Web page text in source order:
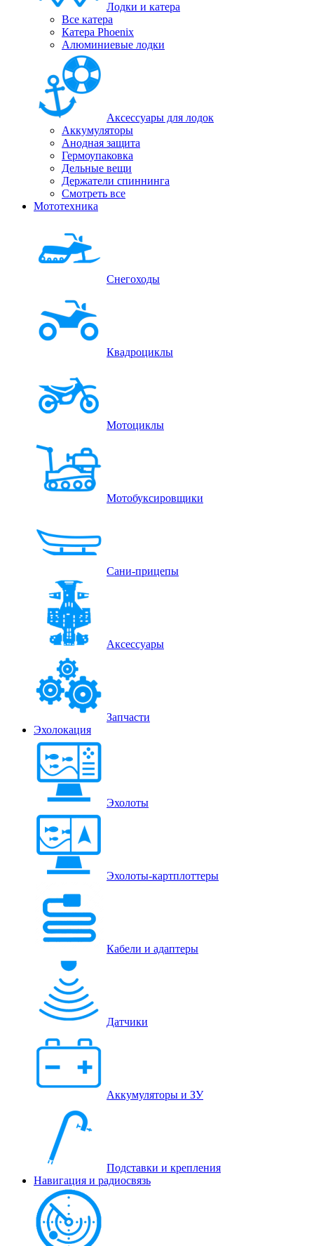
Лодки и катера
Все катера
Катера Phoenix
Алюминиевые лодки
Аксессуары для лодок
Аккумуляторы
Анодная защита
Гермоупаковка
Дельные вещи
Держатели спиннинга
Смотреть все
Мототехника
Снегоходы
Квадроциклы
Мотоциклы
Мотобуксировщики
Сани-прицепы
Аксессуары
Запчасти
Эхолокация
Эхолоты
Эхолоты-картплоттеры
Кабели и адаптеры
Датчики
Аккумуляторы и ЗУ
Подставки и крепления
Навигация и радиосвязь